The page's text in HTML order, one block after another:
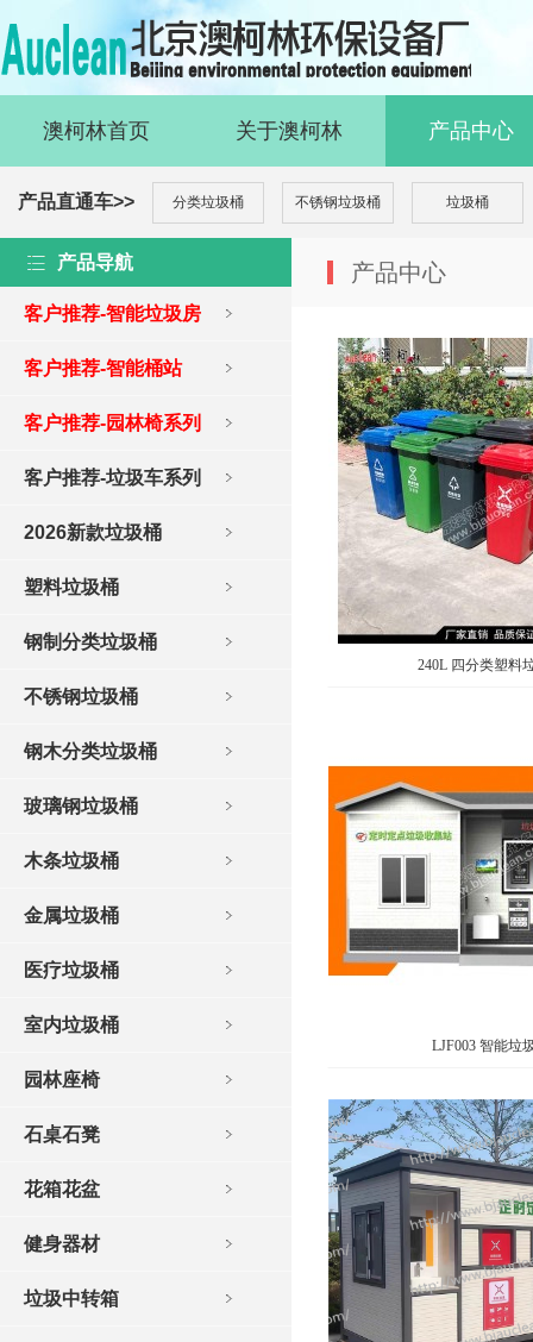
澳柯林首页 关于澳柯林 产品中心
产品直通车>> 分类垃圾桶 不锈钢垃圾桶 垃圾桶
产品导航
客户推荐-智能垃圾房
客户推荐-智能桶站
客户推荐-园林椅系列
客户推荐-垃圾车系列
2026新款垃圾桶
塑料垃圾桶
钢制分类垃圾桶
不锈钢垃圾桶
钢木分类垃圾桶
玻璃钢垃圾桶
木条垃圾桶
金属垃圾桶
医疗垃圾桶
室内垃圾桶
园林座椅
石桌石凳
花箱花盆
健身器材
垃圾中转箱
产品中心
240L 四分类塑料
LJF003 智能垃